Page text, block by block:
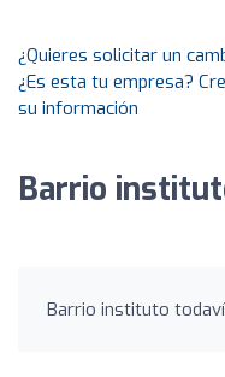
¿Quieres solicitar un
¿Es esta tu empresa?
su información
Barrio
Barrio instituto